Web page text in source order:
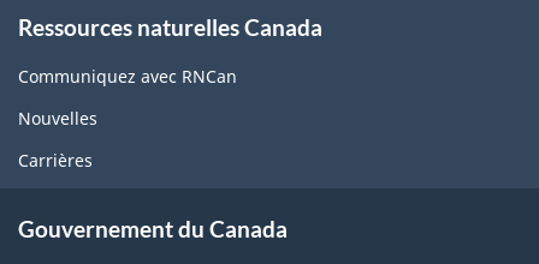
this
site
Ressources naturelles Canada
Communiquez avec RNCan
Nouvelles
Carrières
Gouvernement du Canada